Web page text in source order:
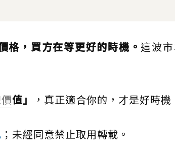
格，買方在等更好的時機。 這波
值」 ，真正適合你的，才是好時機
；未經同意禁止取用轉載。